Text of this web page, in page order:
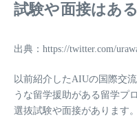
試験や面接はあ
出典：https://twitter.com/
以前紹介したAIUの国際交
うな留学援助がある留学プ
選抜試験や面接があります。